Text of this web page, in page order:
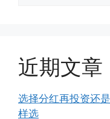
近期文章
选择分红再投资还
样选